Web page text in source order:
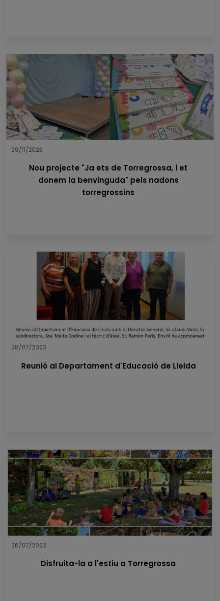
29/11/2023
Nou projecte "Ja ets de Torregrossa, i et
donem la benvinguda" pels nadons
torregrossins
28/07/2023
Reunió al Departament d'Educació de Lleida
26/07/2023
Disfruita-la a l'estiu a Torregrossa